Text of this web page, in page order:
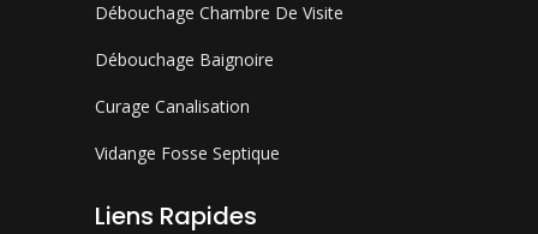
Débouchage Chambre De Visite
Débouchage Baignoire
Curage Canalisation
Vidange Fosse Septique
Liens Rapides